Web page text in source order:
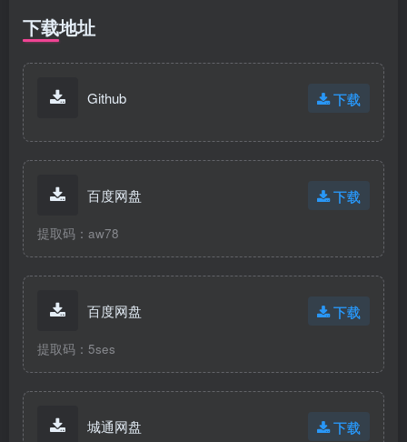
下载地址
Github 下载
百度网盘 下载
提取码：aw78
百度网盘 下载
提取码：5ses
城通网盘 下载